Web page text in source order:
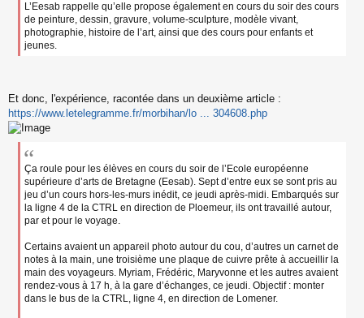
L’Eesab rappelle qu’elle propose également en cours du soir des cours
de peinture, dessin, gravure, volume-sculpture, modèle vivant,
photographie, histoire de l’art, ainsi que des cours pour enfants et
jeunes.
Et donc, l'expérience, racontée dans un deuxième article :
https://www.letelegramme.fr/morbihan/lo ... 304608.php
Ça roule pour les élèves en cours du soir de l’Ecole européenne
supérieure d’arts de Bretagne (Eesab). Sept d’entre eux se sont pris au
jeu d’un cours hors-les-murs inédit, ce jeudi après-midi. Embarqués sur
la ligne 4 de la CTRL en direction de Ploemeur, ils ont travaillé autour,
par et pour le voyage.
Certains avaient un appareil photo autour du cou, d’autres un carnet de
notes à la main, une troisième une plaque de cuivre prête à accueillir la
main des voyageurs. Myriam, Frédéric, Maryvonne et les autres avaient
rendez-vous à 17 h, à la gare d’échanges, ce jeudi. Objectif : monter
dans le bus de la CTRL, ligne 4, en direction de Lomener.